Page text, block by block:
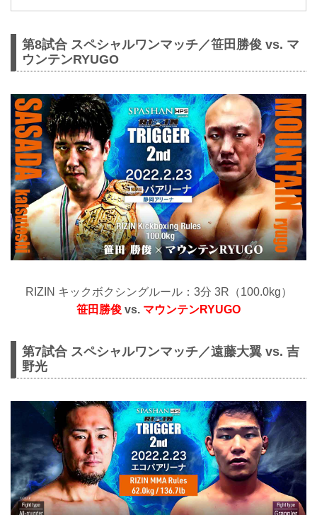
第8試合 スペシャルワンマッチ／笹田勝俊 vs. マ
ウンテンRYUGO
RIZIN キックボクシングルール：3分 3R（100.0kg）
笹田勝俊 vs. マウンテンRYUGO
第7試合 スペシャルワンマッチ／遠藤大翼 vs. 吉
野光